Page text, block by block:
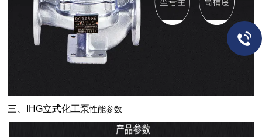
三、IHG立式化工泵性能参数